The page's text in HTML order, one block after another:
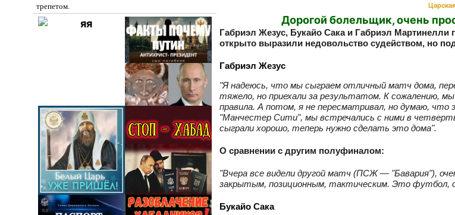
трепетом.
Дорогой болельщик, очень
Габриэл Жезус, Букайо Сака и Габриэл
открыто выразили недовольство судейством, но
Габриэл Жезус
"Я надеюсь, что мы сыграем отличный матч дома,
тяжело, но приехали за результатом. К сожалению,
правила. А потом, я не пересматривал, но думаю, что
"Манчестер Сити", мы встречались с ними в
сыграли хорошо, теперь нужно сделать это дома".
О сравнении с другим полуфиналом:
"Вчера все видели другой матч (ПСЖ — "Бавария"),
закрытым, позиционным, тактическим. Это футбол,
Букайо Сака